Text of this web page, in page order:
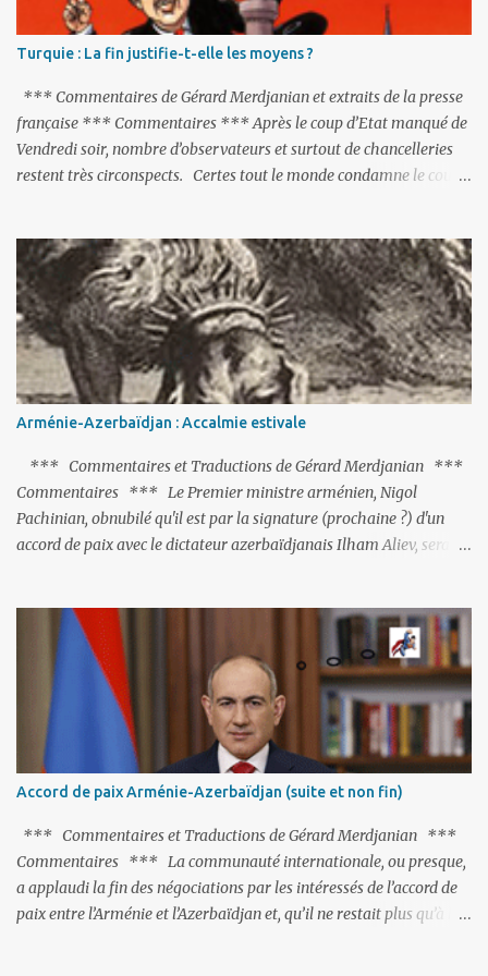
Turquie : La fin justifie-t-elle les moyens ?
*** Commentaires de Gérard Merdjanian et extraits de la presse
française *** Commentaires *** Après le coup d’Etat manqué de
Vendredi soir, nombre d’observateurs et surtout de chancelleries
restent très circonspects. Certes tout le monde condamne le coup
actions menées par le président Erdoğan, et pour certains sur la
réalisation du putsch lui-même.
Arménie-Azerbaïdjan : Accalmie estivale
*** Commentaires et Traductions de Gérard Merdjanian ***
Commentaires *** Le Premier ministre arménien, Nigol
Pachinian, obnubilé qu'il est par la signature (prochaine ?) d'un
accord de paix avec le dictateur azerbaïdjanais Ilham Aliev, serait
C'est hélas fort peu probable ; l'Histoire ou la Littérature ne sont
pas ses points forts, pas plus d'ailleurs que les négociations avec le
tandem turco-azéri. Faisant fi de tout ce qui précède la chute de
l'URSS, il est exclusivement intéressé par ce qu'il nomme «
l'Arménie réelle ». Même les trois présidents qu'ils l'ont précédés ne
trouvent pas grâce à ses yeux, les traitant de tous les noms, avant
de les traîner en justice. Et comme les politiciens ne lui suffisent
pas, il s'attaque aux dignitaires de l'Église arménienne, les...
Accord de paix Arménie-Azerbaïdjan (suite et non fin)
*** Commentaires et Traductions de Gérard Merdjanian ***
Commentaires *** La communauté internationale, ou presque,
a applaudi la fin des négociations par les intéressés de l’accord de
paix entre l’Arménie et l’Azerbaïdjan et, qu’il ne restait plus qu’à le